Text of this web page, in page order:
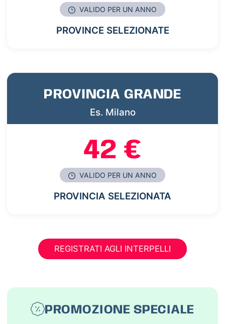
VALIDO PER UN ANNO
PROVINCE SELEZIONATE
PROVINCIA GRANDE
Es. Milano
42 €
VALIDO PER UN ANNO
PROVINCIA SELEZIONATA
REGISTRATI AGLI INTERPELLI
PROMOZIONE SPECIALE